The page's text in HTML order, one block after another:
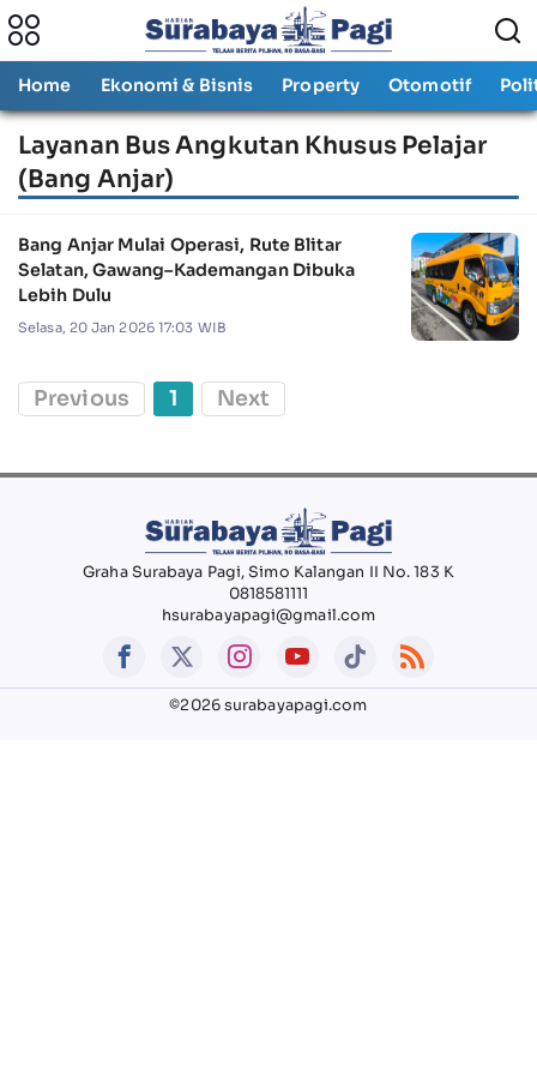
Home Ekonomi & Bisnis Property Otomotif
Layanan Bus Angkutan Khusus Pelajar
(Bang Anjar)
Bang Anjar Mulai Operasi, Rute Blitar
Selatan, Gawang–Kademangan Dibuka
Lebih Dulu
Selasa, 20 Jan 2026 17:03 WIB
Previous 1 Next
Graha Surabaya Pagi, Simo Kalangan II No. 183 K
0818581111
hsurabayapagi@gmail.com
©2026 surabayapagi.com